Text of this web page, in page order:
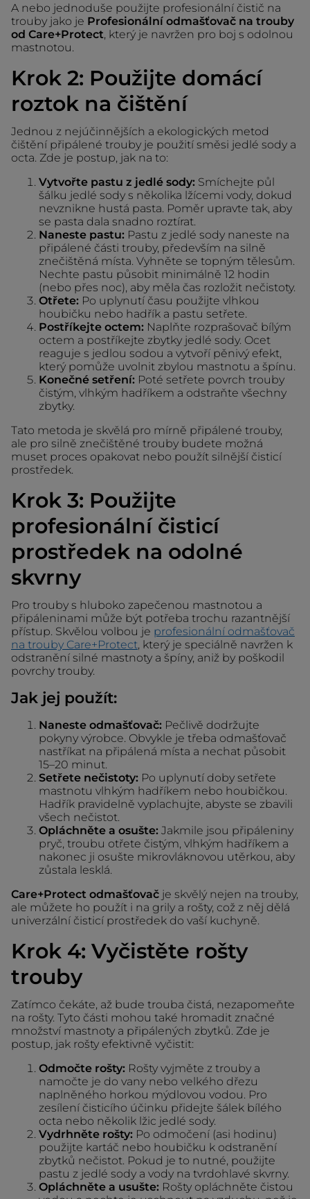
A nebo jednoduše použijte profesionální čistič na
trouby jako je Profesionální odmašťovač na trouby
od Care+Protect , který je navržen pro boj s odolnou
mastnotou.
Krok 2: Použijte domácí
roztok na čištění
Jednou z nejúčinnějších a ekologických metod
čištění připálené trouby je použití směsi jedlé sody a
octa. Zde je postup, jak na to:
Vytvořte pastu z jedlé sody: Smíchejte půl
šálku jedlé sody s několika lžícemi vody, dokud
nevznikne hustá pasta. Poměr upravte tak, aby
se pasta dala snadno roztírat.
Naneste pastu: Pastu z jedlé sody naneste na
připálené části trouby, především na silně
znečištěná místa. Vyhněte se topným tělesům.
Nechte pastu působit minimálně 12 hodin
(nebo přes noc), aby měla čas rozložit nečistoty.
Otřete: Po uplynutí času použijte vlhkou
houbičku nebo hadřík a pastu setřete.
Postříkejte octem: Naplňte rozprašovač bílým
octem a postříkejte zbytky jedlé sody. Ocet
reaguje s jedlou sodou a vytvoří pěnivý efekt,
který pomůže uvolnit zbylou mastnotu a špínu.
Konečné setření: Poté setřete povrch trouby
čistým, vlhkým hadříkem a odstraňte všechny
zbytky.
Tato metoda je skvělá pro mírně připálené trouby,
ale pro silně znečištěné trouby budete možná
muset proces opakovat nebo použít silnější čisticí
prostředek.
Krok 3: Použijte
profesionální čisticí
prostředek na odolné
skvrny
Pro trouby s hluboko zapečenou mastnotou a
připáleninami může být potřeba trochu razantnější
přístup. Skvělou volbou je profesionální odmašťovač
na trouby Care+Protect , který je speciálně navržen k
odstranění silné mastnoty a špíny, aniž by poškodil
povrchy trouby.
Jak jej použít:
Naneste odmašťovač: Pečlivě dodržujte
pokyny výrobce. Obvykle je třeba odmašťovač
nastříkat na připálená místa a nechat působit
15–20 minut.
Setřete nečistoty: Po uplynutí doby setřete
mastnotu vlhkým hadříkem nebo houbičkou.
Hadřík pravidelně vyplachujte, abyste se zbavili
všech nečistot.
Opláchněte a osušte: Jakmile jsou připáleniny
pryč, troubu otřete čistým, vlhkým hadříkem a
nakonec ji osušte mikrovláknovou utěrkou, aby
zůstala lesklá.
Care+Protect odmašťovač je skvělý nejen na trouby,
ale můžete ho použít i na grily a rošty, což z něj dělá
univerzální čisticí prostředek do vaší kuchyně.
Krok 4: Vyčistěte rošty
trouby
Zatímco čekáte, až bude trouba čistá, nezapomeňte
na rošty. Tyto části mohou také hromadit značné
množství mastnoty a připálených zbytků. Zde je
postup, jak rošty efektivně vyčistit:
Odmočte rošty: Rošty vyjměte z trouby a
namočte je do vany nebo velkého dřezu
naplněného horkou mýdlovou vodou. Pro
zesílení čisticího účinku přidejte šálek bílého
octa nebo několik lžic jedlé sody.
Vydrhněte rošty: Po odmočení (asi hodinu)
použijte kartáč nebo houbičku k odstranění
zbytků nečistot. Pokud je to nutné, použijte
pastu z jedlé sody a vody na tvrdohlavé skvrny.
Opláchněte a usušte: Rošty opláchněte čistou